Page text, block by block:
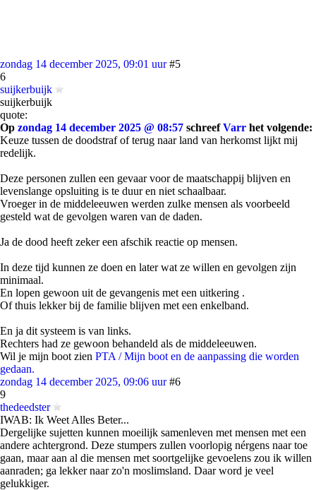
zondag 14 december 2025, 09:01 uur #5
6
suijkerbuijk
suijkerbuijk
quote:
Op zondag 14 december 2025 @ 08:57 schreefVarr het volgende:
Keuze tussen de doodstraf of terug naar land van herkomst lijkt mij
redelijk.
Deze personen zullen een gevaar voor de maatschappij blijven en
levenslange opsluiting is te duur en niet schaalbaar.
Vroeger in de middeleeuwen werden zulke mensen als voorbeeld
gesteld wat de gevolgen waren van de daden.
Ja de dood heeft zeker een afschik reactie op mensen.
In deze tijd kunnen ze doen en later wat ze willen en gevolgen zijn
minimaal.
En lopen gewoon uit de gevangenis met een uitkering .
Of thuis lekker bij de familie blijven met een enkelband.
En ja dit systeem is van links.
Rechters had ze gewoon behandeld als de middeleeuwen.
Wil je mijn boot zien PTA / Mijn boot en de aanpassing die worden
gedaan.
zondag 14 december 2025, 09:06 uur #6
9
thedeedster
IWAB: Ik Weet Alles Beter...
Dergelijke sujetten kunnen moeilijk samenleven met mensen met een
andere achtergrond. Deze stumpers zullen voorlopig nérgens naar toe
gaan, maar aan al die mensen met soortgelijke gevoelens zou ik willen
aanraden; ga lekker naar zo'n moslimsland. Daar word je veel
gelukkiger.